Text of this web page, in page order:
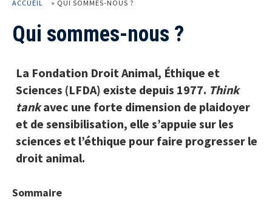
ACCUEIL » QUI SOMMES-NOUS ?
Qui sommes-nous ?
La Fondation Droit Animal, Éthique et
Sciences (LFDA) existe depuis 1977. Think
tankavec une forte dimension de plaidoyer
et de sensibilisation, elle s’appuie sur les
sciences et l’éthique pour faire progresser le
droit animal.
Sommaire